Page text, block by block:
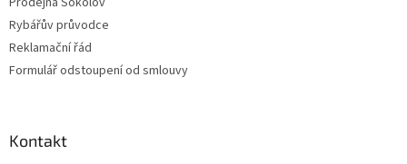
Rybářův průvodce
Reklamační řád
Formulář odstoupení od smlouvy
Kontakt